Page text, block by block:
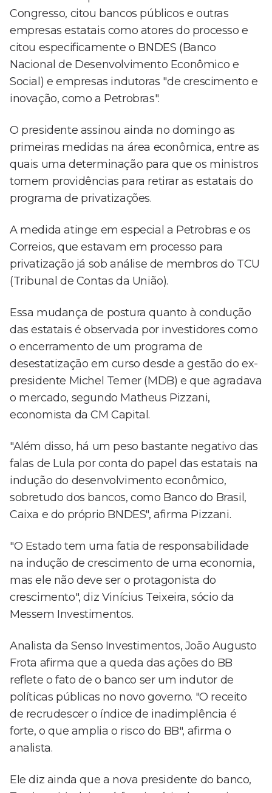
Congresso, citou bancos públicos e outras
empresas estatais como atores do processo e
citou especificamente o BNDES (Banco
Nacional de Desenvolvimento Econômico e
Social) e empresas indutoras "de crescimento e
inovação, como a Petrobras".
O presidente assinou ainda no domingo as
primeiras medidas na área econômica, entre as
quais uma determinação para que os ministros
tomem providências para retirar as estatais do
programa de privatizações.
A medida atinge em especial a Petrobras e os
Correios, que estavam em processo para
privatização já sob análise de membros do TCU
(Tribunal de Contas da União).
Essa mudança de postura quanto à condução
das estatais é observada por investidores como
o encerramento de um programa de
desestatização em curso desde a gestão do ex-
presidente Michel Temer (MDB) e que agradava
o mercado, segundo Matheus Pizzani,
economista da CM Capital.
"Além disso, há um peso bastante negativo das
falas de Lula por conta do papel das estatais na
indução do desenvolvimento econômico,
sobretudo dos bancos, como Banco do Brasil,
Caixa e do próprio BNDES", afirma Pizzani.
"O Estado tem uma fatia de responsabilidade
na indução de crescimento de uma economia,
mas ele não deve ser o protagonista do
crescimento", diz Vinícius Teixeira, sócio da
Messem Investimentos.
Analista da Senso Investimentos, João Augusto
Frota afirma que a queda das ações do BB
reflete o fato de o banco ser um indutor de
políticas públicas no novo governo. "O receito
de recrudescer o índice de inadimplência é
forte, o que amplia o risco do BB", afirma o
analista.
Ele diz ainda que a nova presidente do banco,